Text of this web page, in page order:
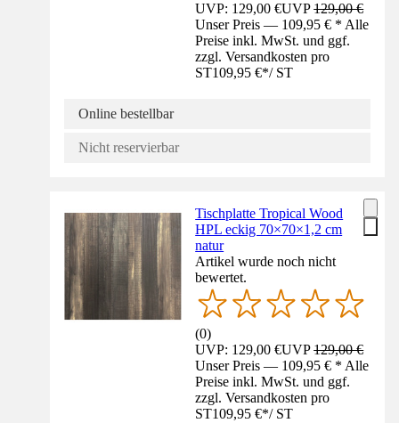
UVP: 129,00 €UVP129,00 €
Unser Preis — 109,95 € * Alle
Preise inkl. MwSt. und ggf.
zzgl. Versandkosten pro
ST109,95 €*/ ST
Online bestellbar
Nicht reservierbar
Tischplatte Tropical Wood
HPL eckig 70×70×1,2 cm
natur
Artikel wurde noch nicht
bewertet.
(0)
UVP: 129,00 €UVP129,00 €
Unser Preis — 109,95 € * Alle
Preise inkl. MwSt. und ggf.
zzgl. Versandkosten pro
ST109,95 €*/ ST